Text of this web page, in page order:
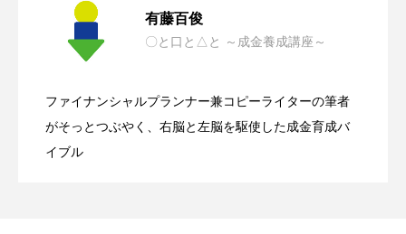
有藤百俊
〇と口と△と ～成金養成講座～
ファイナンシャルプランナー兼コピーライターの筆者
がそっとつぶやく、右脳と左脳を駆使した成金育成バ
イブル
2023.05.18
インボイス制度がヤバいと言われる理由
2023.05.14 【インボイスって結局どうなの？】 ④